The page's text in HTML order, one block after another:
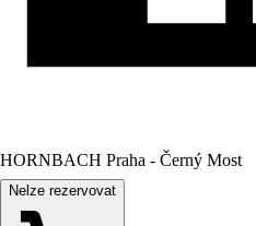
HORNBACH Praha - Černý Most
Nelze rezervovat